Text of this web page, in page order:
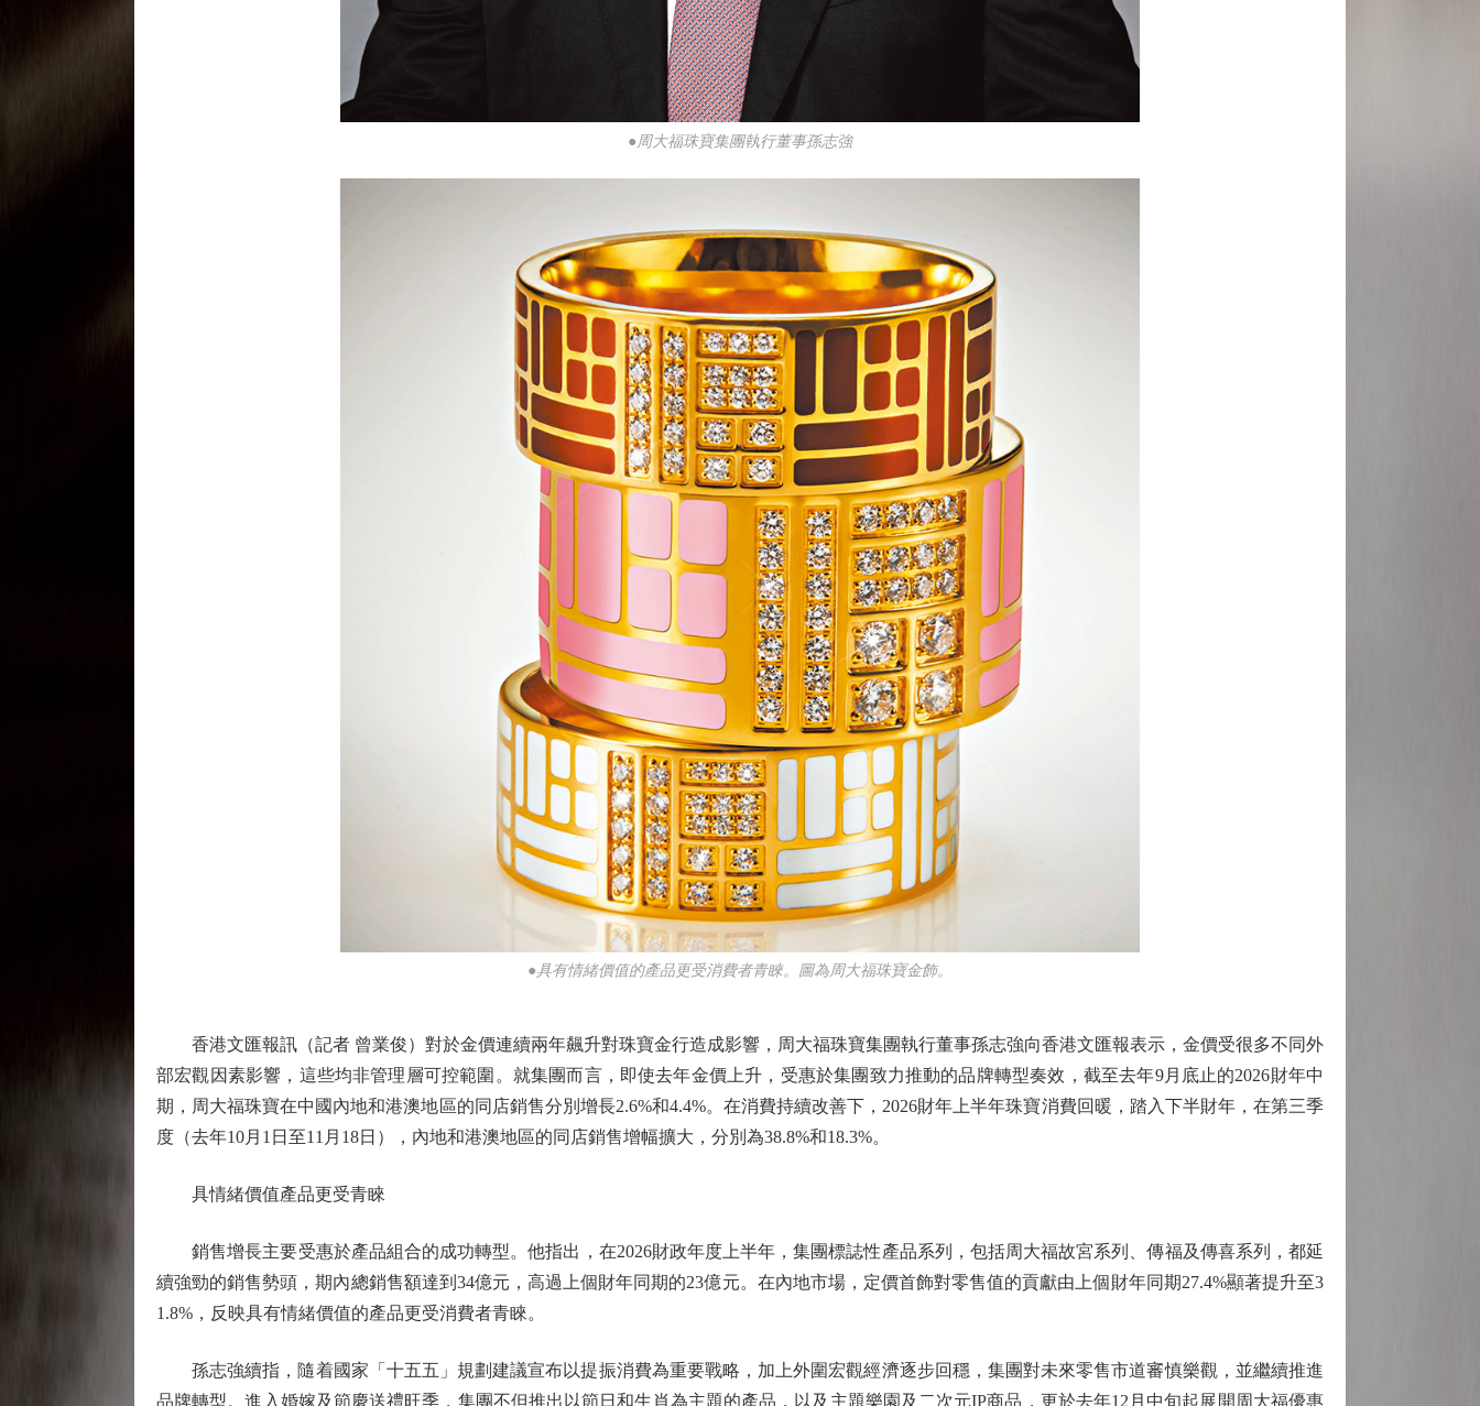
●周大福珠寶集團執行董事孫志強
●具有情緒價值的產品更受消費者青睞。圖為周大福珠寶金飾。
香港文匯報訊（記者 曾業俊）對於金價連續兩年飆升對珠寶金行造成影響，周大福珠寶集團執行董事孫志強向香港文匯報表示，金價受很多不同外
部宏觀因素影響，這些均非管理層可控範圍。就集團而言，即使去年金價上升，受惠於集團致力推動的品牌轉型奏效，截至去年9月底止的2026財年中
期，周大福珠寶在中國內地和港澳地區的同店銷售分別增長2.6%和4.4%。在消費持續改善下，2026財年上半年珠寶消費回暖，踏入下半財年，在第三季
度（去年10月1日至11月18日），內地和港澳地區的同店銷售增幅擴大，分別為38.8%和18.3%。
具情緒價值產品更受青睞
銷售增長主要受惠於產品組合的成功轉型。他指出，在2026財政年度上半年，集團標誌性產品系列，包括周大福故宮系列、傳福及傳喜系列，都延
續強勁的銷售勢頭，期內總銷售額達到34億元，高過上個財年同期的23億元。在內地市場，定價首飾對零售值的貢獻由上個財年同期27.4%顯著提升至3
1.8%，反映具有情緒價值的產品更受消費者青睞。
孫志強續指，隨着國家「十五五」規劃建議宣布以提振消費為重要戰略，加上外圍宏觀經濟逐步回穩，集團對未來零售市道審慎樂觀，並繼續推進
品牌轉型。進入婚嫁及節慶送禮旺季，集團不但推出以節日和生肖為主題的產品，以及主題樂園及二次元IP商品，更於去年12月中旬起展開周大福優惠